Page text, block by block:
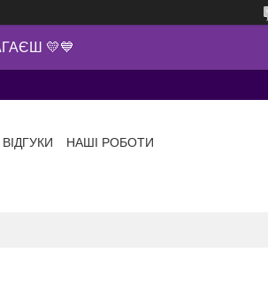
💛💙
ВІДГУКИ
НАШІ РОБОТИ